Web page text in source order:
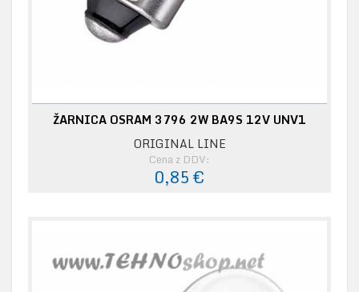
ŽARNICA OSRAM 3796 2W BA9S 12V UNV1
ORIGINAL LINE
Cena z DDV:
0,85 €